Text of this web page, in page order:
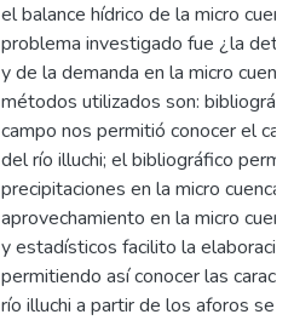
el balance hídrico de la micro
problema investigado fue ¿la
y de la demanda en la micro
métodos utilizados son:
campo nos permitió conocer el
del río illuchi; el bibliográfico
precipitaciones en la micro cuenca
aprovechamiento en la micro
y estadísticos facilito la
permitiendo así conocer las
río illuchi a partir de los aforos se